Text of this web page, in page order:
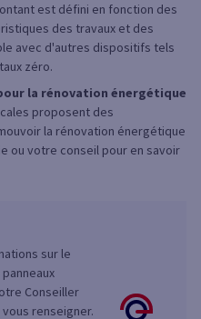
est défini en fonction des
des travaux et des
avec d'autres dispositifs tels
zéro.
la rénovation énergétique
proposent des
la rénovation énergétique
ou votre conseil pour en savoir
sur le
Conseiller
renseigner.